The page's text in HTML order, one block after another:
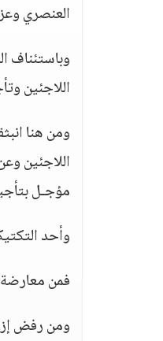
العنصري
وباستئناف
اللاجئين
ومن هنا
اللاجئين
مؤجـل
وأحد
فمن معارضة